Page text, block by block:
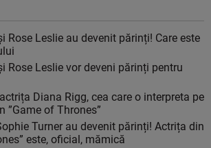
Rose Leslie au devenit părinți! Care este
Rose Leslie vor deveni părinți pentru
Diana Rigg, cea care o interpreta pe
”Game of Thrones”
Turner au devenit părinți! Actrița din
este, oficial, mămică